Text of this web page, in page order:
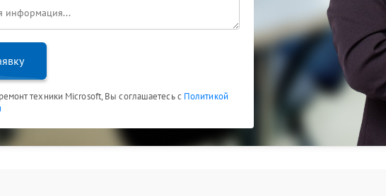
техники Microsoft, Вы соглашаетесь с Политикой